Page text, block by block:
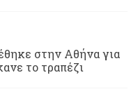
στην Αθήνα για
το τραπέζι